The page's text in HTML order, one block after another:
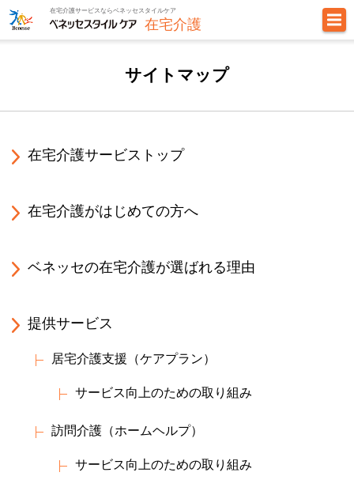
在宅介護サービスならベネッセスタイルケア
在宅介護
サイトマップ
在宅介護サービストップ
在宅介護がはじめての方へ
ベネッセの在宅介護が選ばれる理由
提供サービス
居宅介護支援（ケアプラン）
サービス向上のための取り組み
訪問介護（ホームヘルプ）
サービス向上のための取り組み